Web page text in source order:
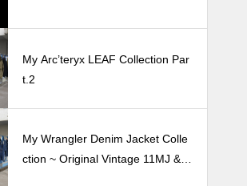
プ 2026
My Arc’teryx LEAF Collection Par
t.2
My Wrangler Denim Jacket Colle
ction ~ Original Vintage 11MJ & 1